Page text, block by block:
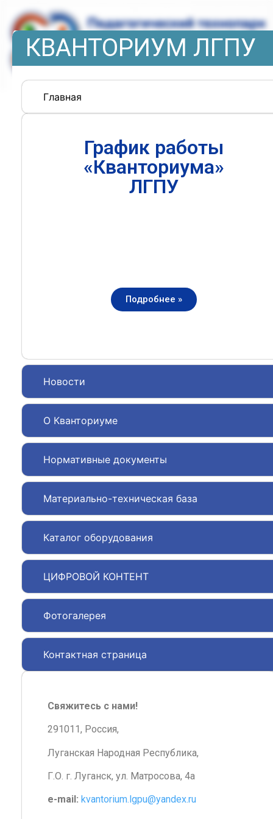
КВАНТОРИУМ ЛГПУ
Главная
Новости
О Кванториуме
Нормативные документы
Материально-техническая база
Каталог оборудования
ЦИФРОВОЙ КОНТЕНТ
Фотогалерея
Контактная страница
График работы
«Кванториума»
ЛГПУ
Подробнее »
Свяжитесь с нами!
291011, Россия,
Луганская Народная Республика,
Г.О. г. Луганск, ул. Матросова, 4а
e-mail: kvantorium.lgpu@yandex.ru